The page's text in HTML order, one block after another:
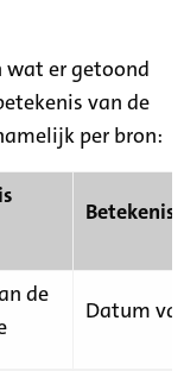
wat er getoond
van de
per bron:
de
Datum